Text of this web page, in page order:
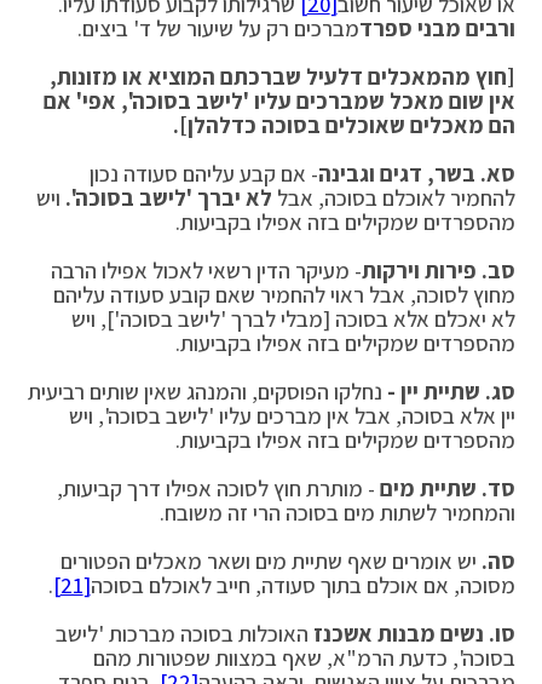
ורבים מבני ספרדמברכים רק על שיעור של ד' ביצים.
[חוץ מהמאכלים דלעיל שברכתם המוציא או מזונות,
אין שום מאכל שמברכים עליו 'לישב בסוכה', אפי' אם
הם מאכלים שאוכלים בסוכה כדלהלן].
סא. בשר, דגים וגבינה- אם קבע עליהם סעודה נכון
להחמיר לאוכלם בסוכה, אבל לא יברך 'לישב בסוכה'. ויש
מהספרדים שמקילים בזה אפילו בקביעות.
סב. פירות וירקות- מעיקר הדין רשאי לאכול אפילו הרבה
מחוץ לסוכה, אבל ראוי להחמיר שאם קובע סעודה עליהם
לא יאכלם אלא בסוכה [מבלי לברך 'לישב בסוכה'], ויש
מהספרדים שמקילים בזה אפילו בקביעות.
סג. שתיית יין - נחלקו הפוסקים, והמנהג שאין שותים רביעית
יין אלא בסוכה, אבל אין מברכים עליו 'לישב בסוכה', ויש
מהספרדים שמקילים בזה אפילו בקביעות.
סד. שתיית מים - מותרת חוץ לסוכה אפילו דרך קביעות,
והמחמיר לשתות מים בסוכה הרי זה משובח.
סה. יש אומרים שאף שתיית מים ושאר מאכלים הפטורים
מסוכה, אם אוכלם בתוך סעודה, חייב לאוכלם בסוכה[21]
.
סו. נשים מבנות אשכנז האוכלות בסוכה מברכות 'לישב
בסוכה', כדעת הרמ"א, שאף במצוות שפטורות מהם